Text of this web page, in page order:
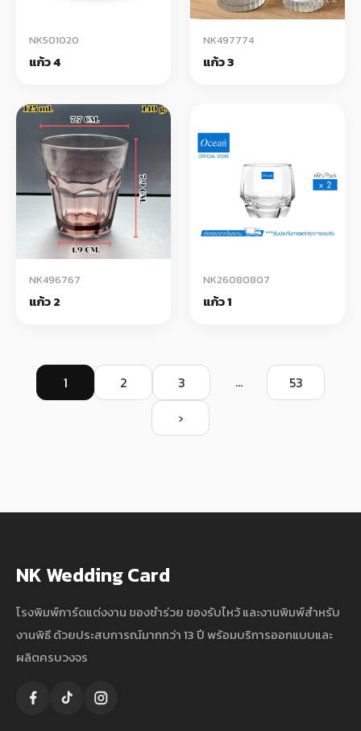
NK501020
แก้ว 4
NK497774
แก้ว 3
NK496767
แก้ว 2
NK26080807
แก้ว 1
1 2 3 ...
53
›
NK Wedding Card
โรงพิมพ์การ์ดแต่งงาน ของชำร่วย ของรับไหว้ และงานพิมพ์สำหรับ
งานพิธี ด้วยประสบการณ์มากกว่า 13 ปี พร้อมบริการออกแบบและ
ผลิตครบวงจร